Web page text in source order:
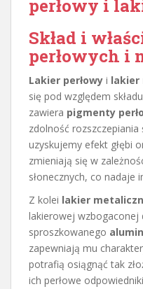
perłowy i
Skład i
perłowych i
Lakier perłowy i lakier
się pod względem
zawiera pigmenty
zdolność rozszczepiania
uzyskujemy efekt głębi
zmieniają się w
słonecznych, co nadaje
Z kolei lakier
lakierowej wzbogaconej
sproszkowanego
zapewniają mu
potrafią osiągnąć tak
ich perłowe